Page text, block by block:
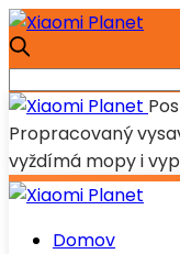
Propracovaný
vyždímá mopy i
Domov